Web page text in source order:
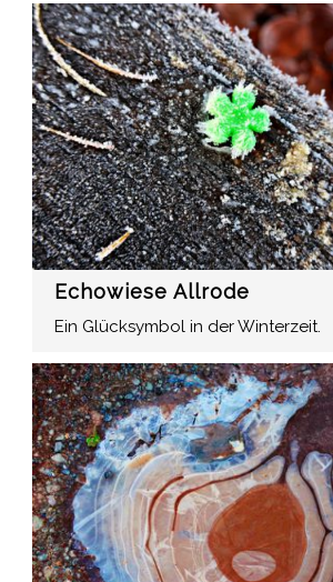
Echowiese Allrode
Ein Glücksymbol in der Winterzeit.